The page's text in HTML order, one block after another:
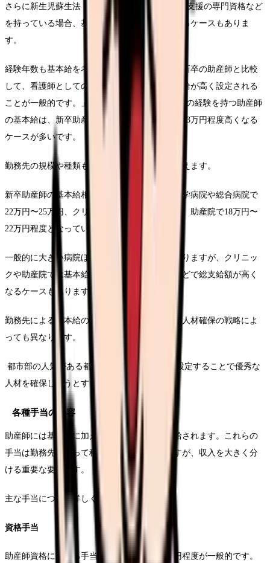
さらに新生児蘇生法（NCPR）の資格や母乳育児支援の専門資格など
を持っている場合、基本給や手当に上乗せされるケースもありま
す。
経験年数も基本給を考慮する重要な要素です。新卒の助産師と比較
して、看護師としての経験を持つ助産師は初任給が高く設定される
ことが一般的です。」例えば、看護師として3年の経験を持つ助産師
の基本給は、新卒助産師よりもしばらく1万円〜3万円程度高くなる
ケースが多いです。
勤務先の規模や種類も基本給に大きな影響を与えます。
新卒助産師の基本給相場は、公立・私立私立大学病院や総合病院で
22万円〜25万円、クリニックで20万円〜23万円、助産院で18万円〜
22万円程度となっています。
一般的に大きい病院ほど基本給が高い傾向にありますが、クリニッ
クや助産院では基本給は低めでも、分娩手当などで総支給額が高く
なるケースもあります。
勤務先による基本給の差は、施設の経営状況や人材確保の戦略によ
っても異なります。
都市部の人気がある都市部では基本給を高く設定することで優秀な
人材を確保しようとする傾向があります。
各種手当の内容
助産師には基本給に加えて、様々な手当が支給されます。これらの
手当は勤務先によって種類や金額が異なりますが、収入を大きく分
ける重要な要素です。
主な手当について詳しく解説します。
資格手当
助産師資格に対する手当は、相当1万円〜3万円程度が一般的です。